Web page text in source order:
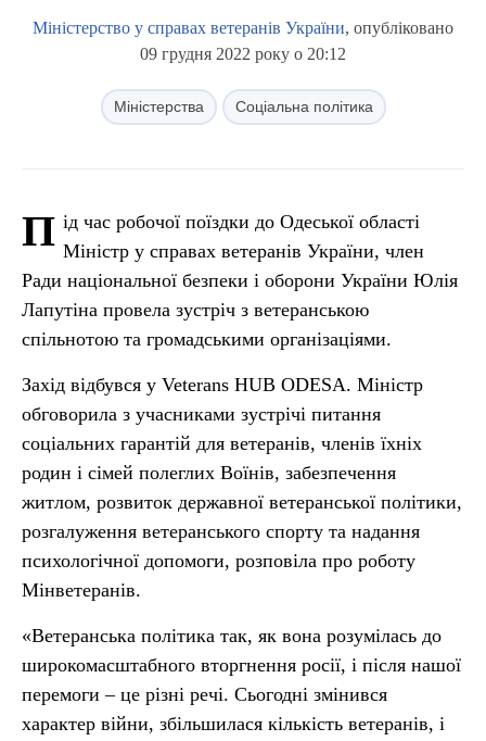
Міністерство у справах ветеранів України, опубліковано
09 грудня 2022 року о 20:12
Міністерства Соціальна політика
П ід час робочої поїздки до Одеської області
Міністр у справах ветеранів України, член
Ради національної безпеки і оборони України Юлія
Лапутіна провела зустріч з ветеранською
спільнотою та громадськими організаціями.
Захід відбувся у Veterans HUB ODESA. Міністр
обговорила з учасниками зустрічі питання
соціальних гарантій для ветеранів, членів їхніх
родин і сімей полеглих Воїнів, забезпечення
житлом, розвиток державної ветеранської політики,
розгалуження ветеранського спорту та надання
психологічної допомоги, розповіла про роботу
Мінветеранів.
«Ветеранська політика так, як вона розумілась до
широкомасштабного вторгнення росії, і після нашої
перемоги – це різні речі. Сьогодні змінився
характер війни, збільшилася кількість ветеранів, і